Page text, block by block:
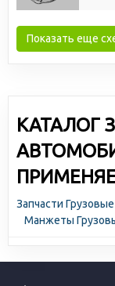
Показать еще
КАТАЛОГ
Запчасти
Манжеты